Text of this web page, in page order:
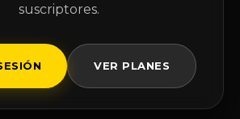
suscriptores.
VER PLANES